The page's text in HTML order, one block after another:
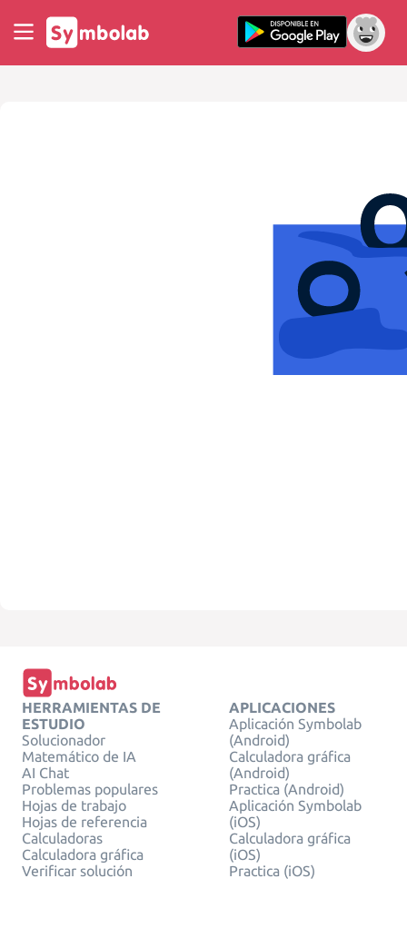
HERRAMIENTAS DE
ESTUDIO
Solucionador
Matemático de IA
AI Chat
Problemas populares
Hojas de trabajo
Hojas de referencia
Calculadoras
Calculadora gráfica
Verificar solución
APLICACIONES
Aplicación Symbolab
(Android)
Calculadora gráfica
(Android)
Practica (Android)
Aplicación Symbolab
(iOS)
Calculadora gráfica
(iOS)
Practica (iOS)